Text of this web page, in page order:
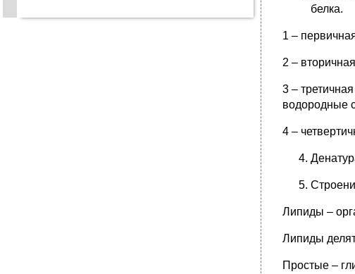
белка.
1 –
2 –
3 –
водородные
4 –
Липиды –
Липиды
Простые –